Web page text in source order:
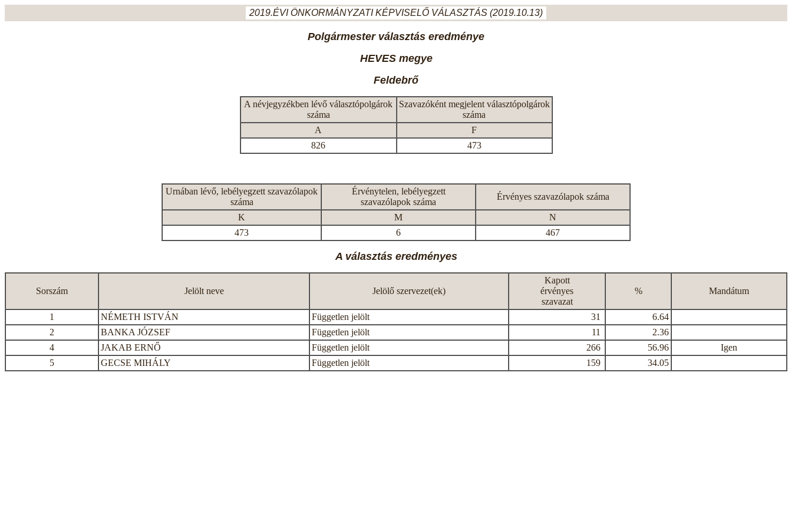
2019.ÉVI ÖNKORMÁNYZATI KÉPVISELŐ VÁLASZTÁS (2019.10.13)
Polgármester választás eredménye
HEVES megye
Feldebrő
A névjegyzékben lévő választópolgárok
száma
Szavazóként megjelent választópolgárok
száma
A
F
826
473
Urnában lévő, lebélyegzett szavazólapok
száma
Érvénytelen, lebélyegzett
szavazólapok száma
Érvényes szavazólapok száma
K M
N
473
6 467
A választás eredményes
Sorszám Jelölt neve Jelölő szervezet(ek)
Kapott
érvényes
szavazat
% Mandátum
1 NÉMETH ISTVÁN Független jelölt 31
6.64
2
BANKA JÓZSEF Független jelölt 11
2.36
4
JAKAB ERNŐ Független jelölt 266 56.96
Igen
5
GECSE MIHÁLY Független jelölt 159 34.05